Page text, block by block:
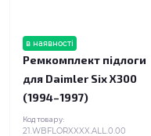
в наявності
Ремкомплект підлоги
для Daimler Six X300
(1994–1997)
Код товару:
21.WBFLORXXXX.ALL.0.00